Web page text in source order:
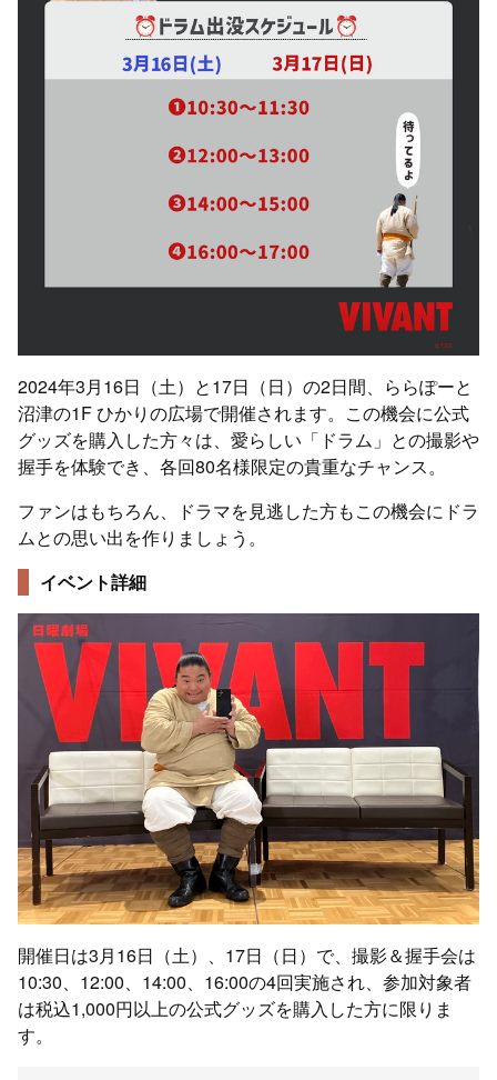
2024年3月16日（土）と17日（日）の2日間、ららぽーと
沼津の1F ひかりの広場で開催されます。この機会に公式
グッズを購入した方々は、愛らしい「ドラム」との撮影や
握手を体験でき、各回80名様限定の貴重なチャンス。
ファンはもちろん、ドラマを見逃した方もこの機会にドラ
ムとの思い出を作りましょう。
イベント詳細
開催日は3月16日（土）、17日（日）で、撮影＆握手会は
10:30、12:00、14:00、16:00の4回実施され、参加対象者
は税込1,000円以上の公式グッズを購入した方に限りま
す。